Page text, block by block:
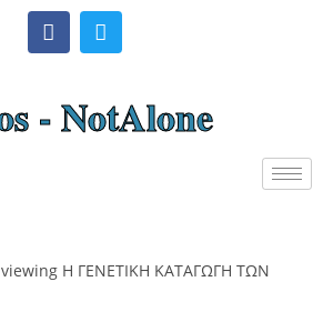
- NotAlone
γραμμή